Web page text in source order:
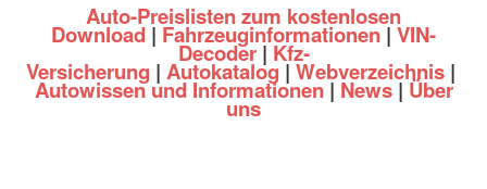
Auto-Preislisten zum kostenlosen
Download | Fahrzeuginformationen | VIN-
Decoder| Kfz-
Versicherung | Autokatalog | Webverzeichnis |
Autowissen und Informationen| News| Über
uns